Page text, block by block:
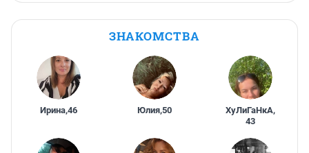
ЗНАКОМСТВА
Ирина,46 Юлия,50 ХуЛиГаНкА,
43